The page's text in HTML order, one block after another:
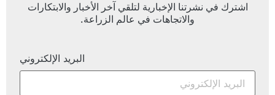
اشترك في نشرتنا الإخبارية لتلقي آخر الأخبار والابتكارات
والاتجاهات في عالم الزراعة.
البريد الإلكتروني